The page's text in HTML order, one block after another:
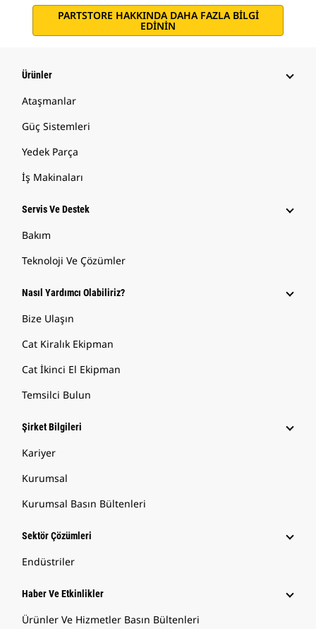
PARTSTORE HAKKINDA DAHA FAZLA BİLGİ
EDİNİN
Ürünler
Ataşmanlar
Güç Sistemleri
Yedek Parça
İş Makinaları
Servis Ve Destek
Bakım
Teknoloji Ve Çözümler
Nasıl Yardımcı Olabiliriz?
Bize Ulaşın
Cat Kiralık Ekipman
Cat İkinci El Ekipman
Temsilci Bulun
Şirket Bilgileri
Kariyer
Kurumsal
Kurumsal Basın Bültenleri
Sektör Çözümleri
Endüstriler
Haber Ve Etkinlikler
Ürünler Ve Hizmetler Basın Bültenleri